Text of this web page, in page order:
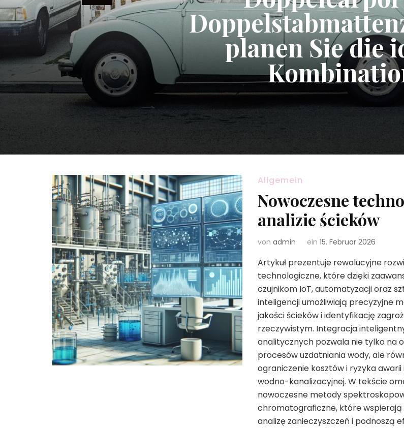
Allgemein
K-Beauty Basics:
Hautpflege für
Teint
Allgemein
Nowoczesne
analizie ścieków
von admin ein 15. Februar 2026
Artykuł prezentuje rewolucyjne
technologiczne, które dzięki
czujnikom IoT, automatyzacji oraz
inteligencji umożliwiają precyzyjne
jakości ścieków i identyfikację
rzeczywistym. Integracja
analitycznych pozwala nie tylko na
procesów uzdatniania wody, ale
ograniczenie kosztów i ryzyka
wodno-kanalizacyjnej. W tekście
nowoczesne metody
chromatograficzne, które
analizę zanieczyszczeń i podnoszą